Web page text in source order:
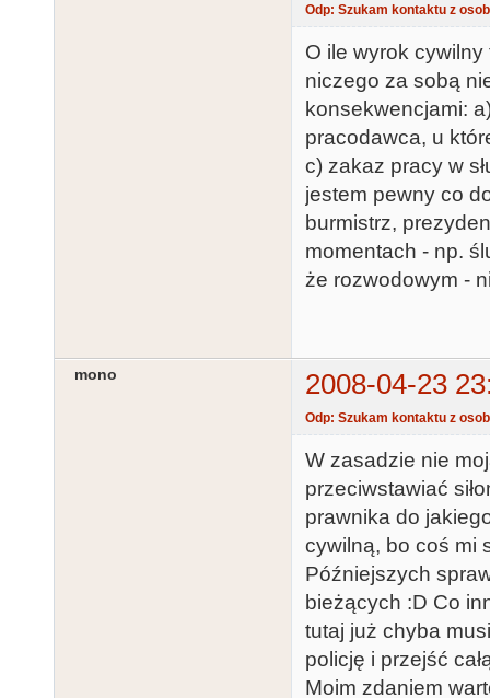
Odp: Szukam kontaktu z
O ile wyrok
niczego za sobą
konsekwencjami:
pracodawca, u
c) zakaz pracy w
jestem pewny co
burmistrz,
momentach - np.
że rozwodowym -
mono 2008-04-23
Odp: Szukam kontaktu z
W zasadzie nie
przeciwstawiać
prawnika do
cywilną, bo coś mi
Późniejszych
bieżących :D Co
tutaj już chyba
policję i przejść
Moim zdaniem